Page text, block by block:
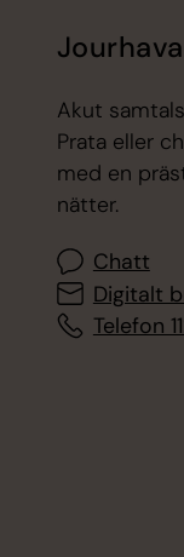
Akut
Prata eller
med en
nätter.
Chatt
Digitalt
Telefon